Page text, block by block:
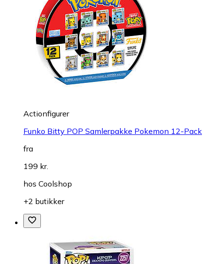
Actionfigurer
Funko Bitty POP Samlerpakke Pokemon 12-Pack
fra
199 kr.
hos Coolshop
+2 butikker